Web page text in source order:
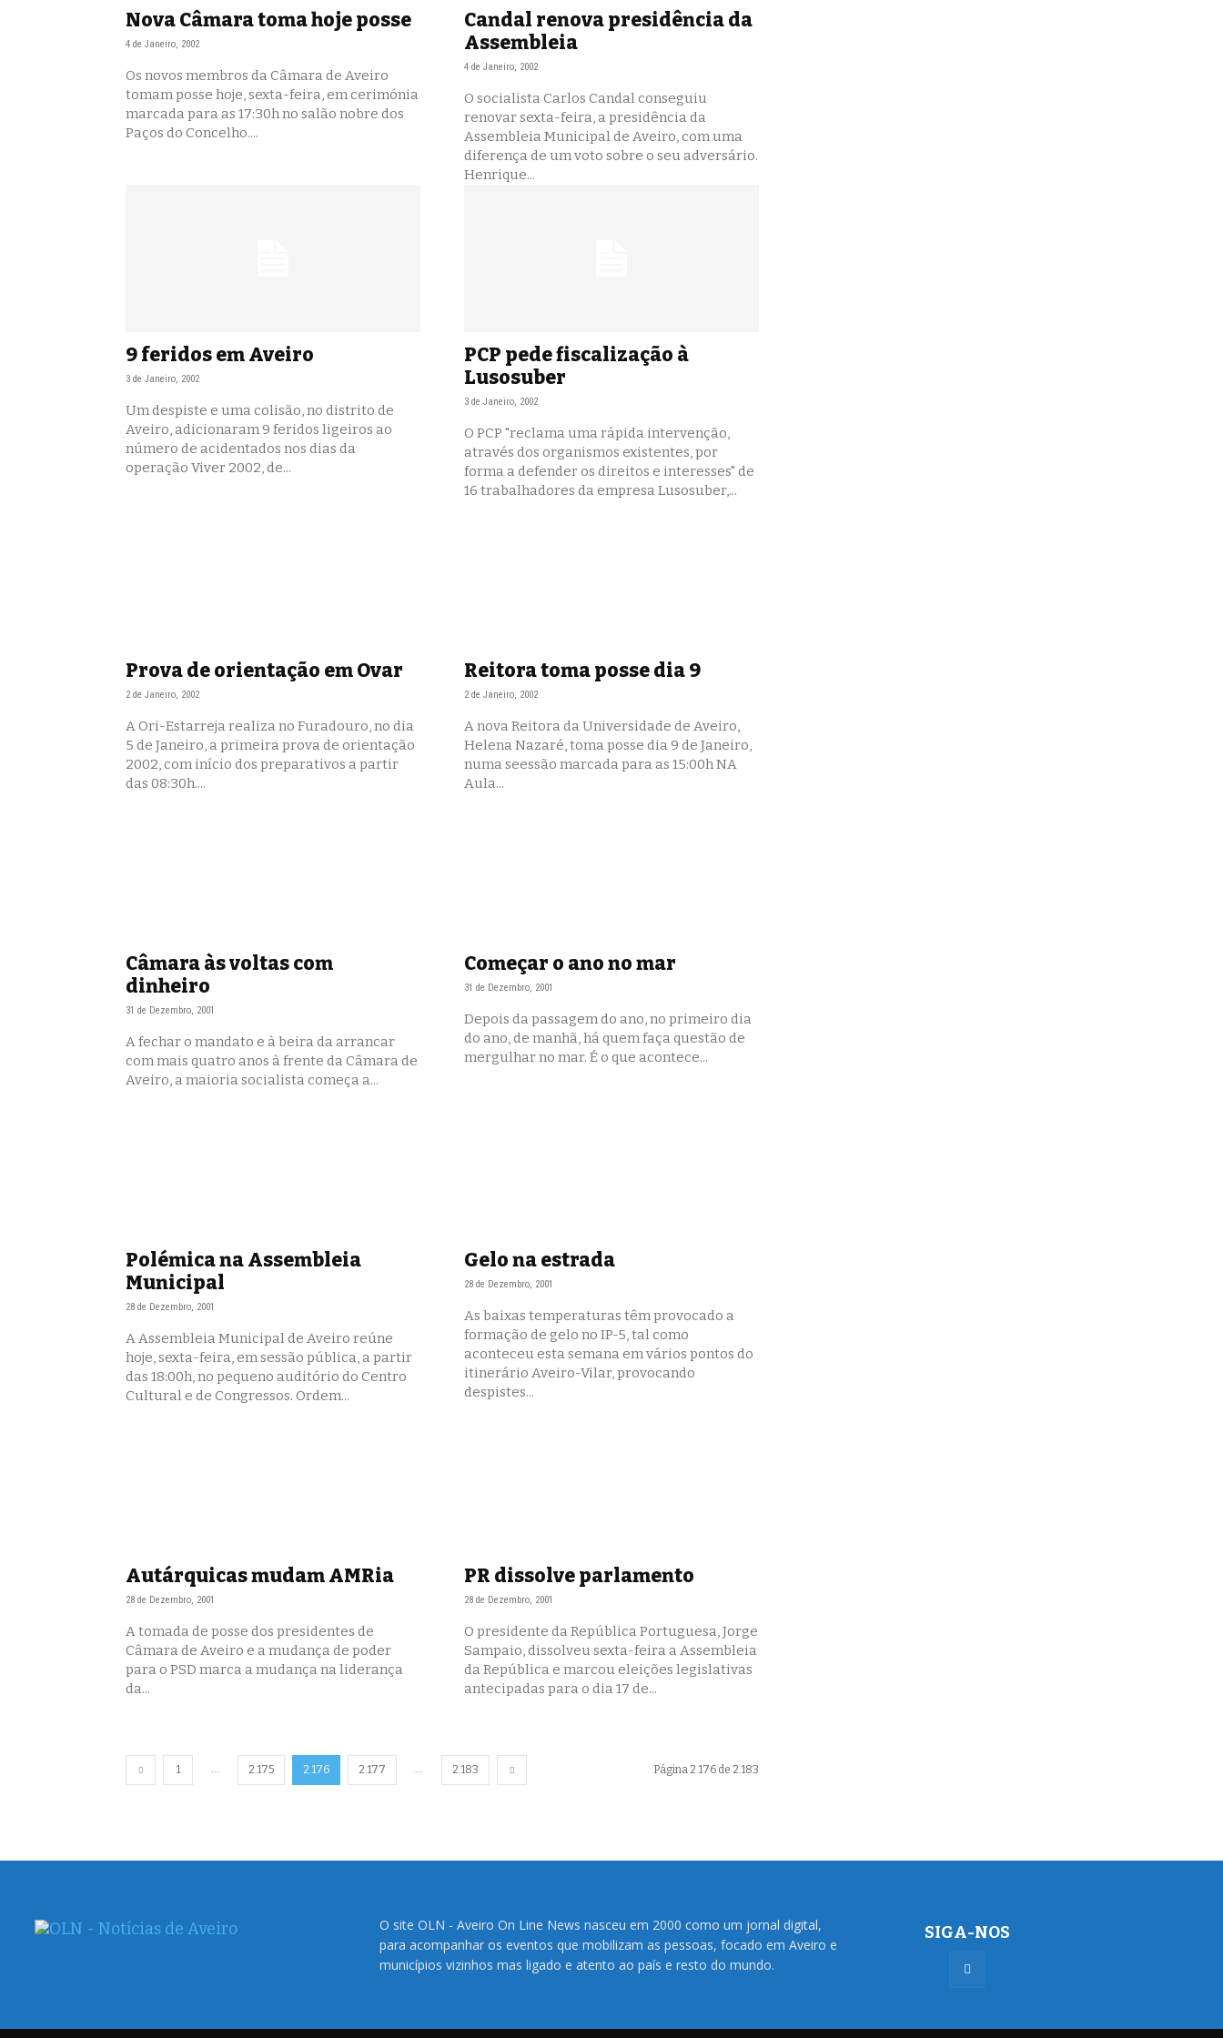
Nova Câmara toma hoje posse
4 de Janeiro, 2002
Os novos membros da Câmara de Aveiro
tomam posse hoje, sexta-feira, em cerimónia
marcada para as 17:30h no salão nobre dos
Paços do Concelho....
Candal renova presidência da
Assembleia
4 de Janeiro, 2002
O socialista Carlos Candal conseguiu
renovar sexta-feira, a presidência da
Assembleia Municipal de Aveiro, com uma
diferença de um voto sobre o seu adversário.
Henrique...
9 feridos em Aveiro
3 de Janeiro, 2002
Um despiste e uma colisão, no distrito de
Aveiro, adicionaram 9 feridos ligeiros ao
número de acidentados nos dias da
operação Viver 2002, de...
PCP pede fiscalização à
Lusosuber
3 de Janeiro, 2002
O PCP "reclama uma rápida intervenção,
através dos organismos existentes, por
forma a defender os direitos e interesses" de
16 trabalhadores da empresa Lusosuber,...
Prova de orientação em Ovar
2 de Janeiro, 2002
A Ori-Estarreja realiza no Furadouro, no dia
5 de Janeiro, a primeira prova de orientação
2002, com início dos preparativos a partir
das 08:30h....
Reitora toma posse dia 9
2 de Janeiro, 2002
A nova Reitora da Universidade de Aveiro,
Helena Nazaré, toma posse dia 9 de Janeiro,
numa seessão marcada para as 15:00h NA
Aula...
Câmara às voltas com
dinheiro
31 de Dezembro, 2001
A fechar o mandato e à beira da arrancar
com mais quatro anos à frente da Câmara de
Aveiro, a maioria socialista começa a...
Começar o ano no mar
31 de Dezembro, 2001
Depois da passagem do ano, no primeiro dia
do ano, de manhã, há quem faça questão de
mergulhar no mar. É o que acontece...
Polémica na Assembleia
Municipal
28 de Dezembro, 2001
A Assembleia Municipal de Aveiro reúne
hoje, sexta-feira, em sessão pública, a partir
das 18:00h, no pequeno auditório do Centro
Cultural e de Congressos. Ordem...
Gelo na estrada
28 de Dezembro, 2001
As baixas temperaturas têm provocado a
formação de gelo no IP-5, tal como
aconteceu esta semana em vários pontos do
itinerário Aveiro-Vilar, provocando
despistes...
Autárquicas mudam AMRia
28 de Dezembro, 2001
A tomada de posse dos presidentes de
Câmara de Aveiro e a mudança de poder
para o PSD marca a mudança na liderança
da...
PR dissolve parlamento
28 de Dezembro, 2001
O presidente da República Portuguesa, Jorge
Sampaio, dissolveu sexta-feira a Assembleia
da República e marcou eleições legislativas
antecipadas para o dia 17 de...
1 ... 2.175 2.176 2.177 ... 2.183 Página 2.176 de 2.183
O site OLN - Aveiro On Line News nasceu em 2000 como um jornal digital,
para acompanhar os eventos que mobilizam as pessoas, focado em Aveiro e
municípios vizinhos mas ligado e atento ao país e resto do mundo.
SIGA-NOS